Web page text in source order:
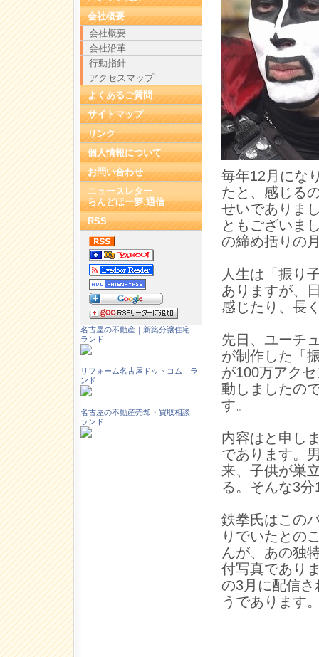
毎年12月にな
たと、感じる
せいでありま
ともございま
の締め括りの
人生は「振り
ありますが、
感じたり、長
先日、ユーチ
が制作した「
が100万アク
動しましたの
す。
内容はと申し
であります。
来、子供が巣
る。そんな3
鉄拳氏はこの
りでいたとの
んが、あの独
付写真であり
の3月に配信
うであります
会社概要
会社概要
会社沿革
行動指針
アクセスマップ
よくあるご質問
サイトマップ
リンク
個人情報について
お問い合わせ
ニュースレター
らんどほー夢.通信
RSS
名古屋の不動産｜新築分譲住宅｜
ランド
リフォーム名古屋ドットコム ラ
ンド
名古屋の不動産売却・買取相談
ランド